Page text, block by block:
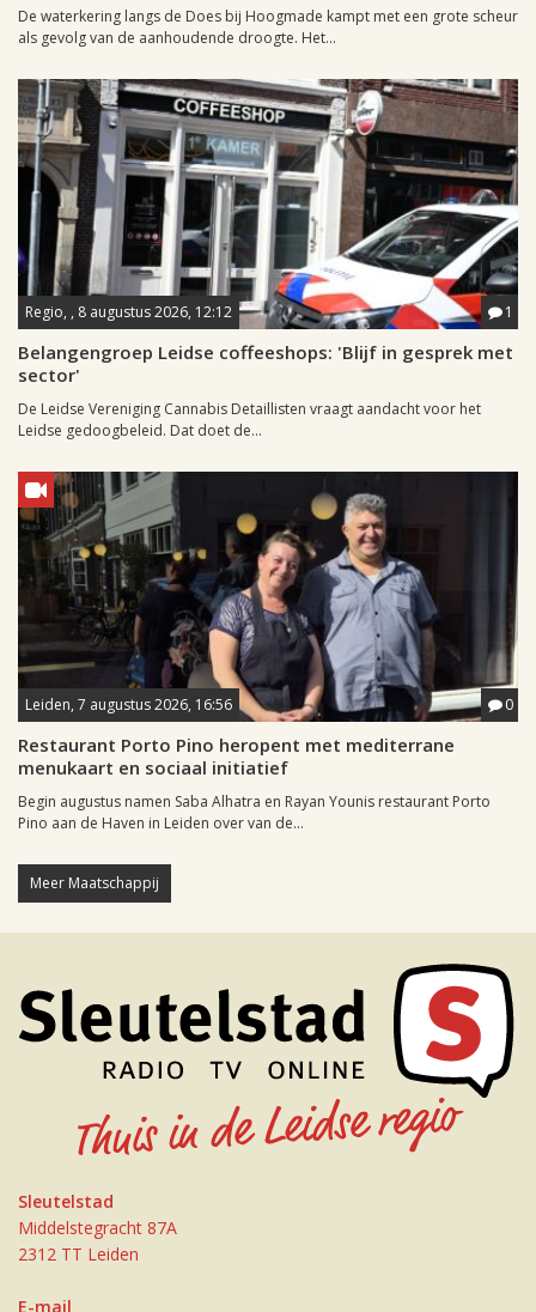
De waterkering langs de Does bij Hoogmade kampt met een grote scheur
als gevolg van de aanhoudende droogte. Het...
Regio, , 8 augustus 2026, 12:12 1
Belangengroep Leidse coffeeshops: 'Blijf in gesprek met
sector'
De Leidse Vereniging Cannabis Detaillisten vraagt aandacht voor het
Leidse gedoogbeleid. Dat doet de...
Leiden, 7 augustus 2026, 16:56 0
Restaurant Porto Pino heropent met mediterrane
menukaart en sociaal initiatief
Begin augustus namen Saba Alhatra en Rayan Younis restaurant Porto
Pino aan de Haven in Leiden over van de...
Meer Maatschappij
Sleutelstad
Middelstegracht 87A
2312 TT Leiden
E-mail